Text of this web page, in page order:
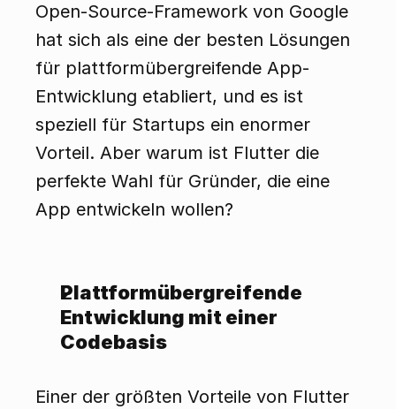
Open-Source-Framework von Google
hat sich als eine der besten Lösungen
für plattformübergreifende App-
Entwicklung etabliert, und es ist
speziell für Startups ein enormer
Vorteil. Aber warum ist Flutter die
perfekte Wahl für Gründer, die eine
App entwickeln wollen?
Plattformübergreifende
Entwicklung mit einer
Codebasis
Einer der größten Vorteile von Flutter